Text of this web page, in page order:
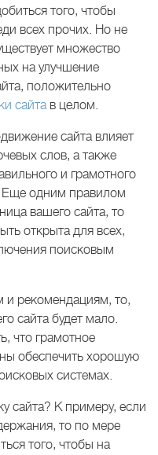
того, чтобы
всех прочих. Но не
множество
на улучшение
положительно
сайтав целом.
сайта влияет
слов, а также
и грамотного
Еще одним правилом
вашего сайта, то
открыта для всех,
поисковым
и рекомендациям, то,
сайта будет мало.
что грамотное
обеспечить хорошую
системах.
сайта? К примеру, если
то по мере
того, чтобы на